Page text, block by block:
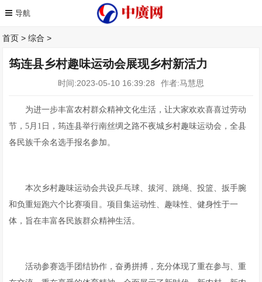
首页 >综合 >
筠连县乡村趣味运动会展现乡村新活力
时间:2023-05-10 16:39:28 作者:马慧思
为进一步丰富农村群众精神文化生活，让大家欢欢喜喜过劳动
节，5月1日，筠连县举行南丝绸之路不夜城乡村趣味运动会，全县
各民族千余名选手报名参加。
本次乡村趣味运动会共设乒乓球、拔河、跳绳、投篮、扳手腕
和负重短跑六个比赛项目。项目集运动性、趣味性、健身性于一
体，旨在丰富各民族群众精神生活。
活动参赛选手团结协作，奋勇拼搏，充分体现了重在参与、重